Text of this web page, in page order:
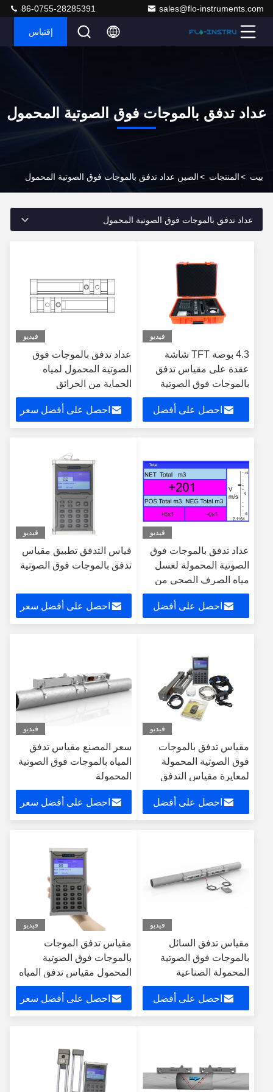
sales@flo-instruments.com
86-0755-28285391
إقتباس
عداد تدفق بالموجات فوق الصوتية المحمول
بيت >المنتجات >الصين عداد تدفق بالموجات فوق الصوتية المحمول
عداد تدفق بالموجات فوق الصوتية المحمول
فيديو
4.3 بوصة TFT شاشة
عقدة على مقياس تدفق
بالموجات فوق الصوتية
احصل على أفضل
فيديو
عداد تدفق بالموجات فوق
الصوتية المحمول لمياه
الحماية من الحرائق
احصل على أفضل سعر
فيديو
عداد تدفق بالموجات فوق
الصوتية المحمولة لغسل
مياه الصرف الصحي من
الفحم
احصل على أفضل
فيديو
قياس التدفق تطبيق مقياس
تدفق بالموجات فوق الصوتية
احصل على أفضل سعر
فيديو
مقياس تدفق بالموجات
فوق الصوتية المحمولة
لمعايرة مقياس التدفق
احصل على أفضل
فيديو
سعر المصنع مقياس تدفق
المياه بالموجات فوق الصوتية
المحمولة
احصل على أفضل سعر
فيديو
مقياس تدفق السائل
بالموجات فوق الصوتية
المحمولة الصناعية
احصل على أفضل
فيديو
مقياس تدفق الموجات
بالموجات فوق الصوتية
المحمول مقياس تدفق المياه
الرقمي مقياس تدفق المياه
احصل على أفضل سعر